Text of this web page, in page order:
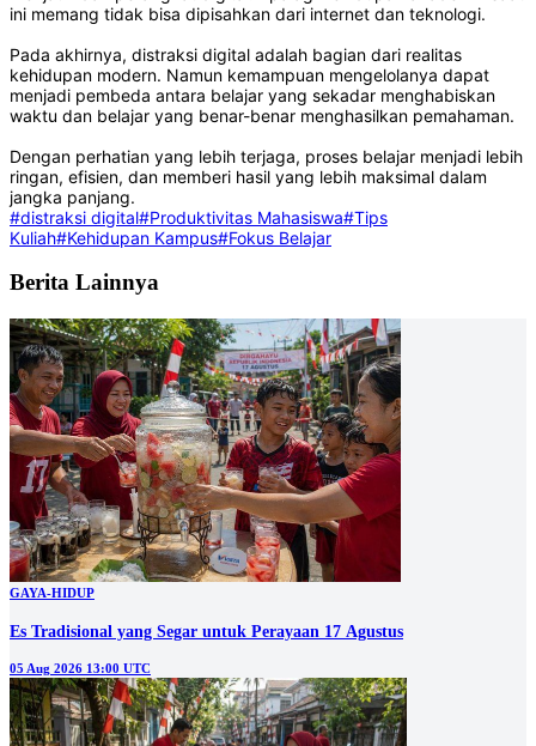
ini memang tidak bisa dipisahkan dari internet dan teknologi.
Pada akhirnya, distraksi digital adalah bagian dari realitas
kehidupan modern. Namun kemampuan mengelolanya dapat
menjadi pembeda antara belajar yang sekadar menghabiskan
waktu dan belajar yang benar-benar menghasilkan pemahaman.
Dengan perhatian yang lebih terjaga, proses belajar menjadi lebih
ringan, efisien, dan memberi hasil yang lebih maksimal dalam
jangka panjang.
#distraksi digital#Produktivitas Mahasiswa#Tips
Kuliah#Kehidupan Kampus#Fokus Belajar
Berita Lainnya
GAYA-HIDUP
Es Tradisional yang Segar untuk Perayaan 17 Agustus
05 Aug 2026 13:00 UTC